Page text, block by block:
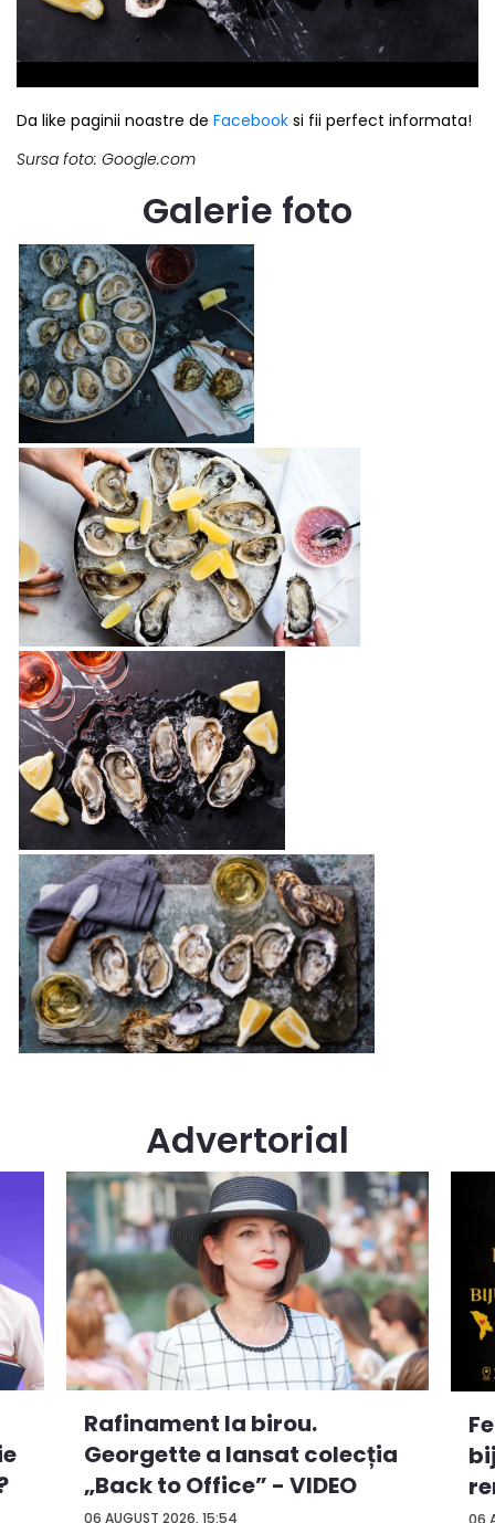
Da like paginii noastre de Facebook si fii perfect informata!
Sursa foto: Google.com
Galerie foto
Advertorial
06 AUGUST 2026, 15:54
Rafinament la birou.
Georgette a lansat colecția
„Back to Office” - VIDEO
06